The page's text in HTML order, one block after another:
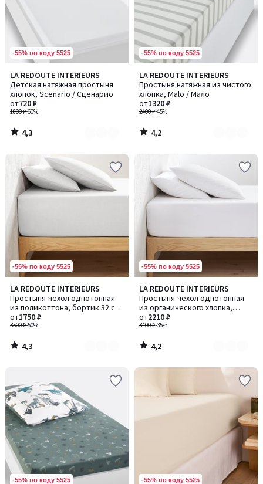
-55% по коду 5525
LA REDOUTE INTERIEURS
Детская натяжная простыня
хлопок, Scenario / Сценарио
1800 ₽-60%
от720 ₽
4,3
/ 5
Количество
цветов:
2
4,3
/
-55% по коду 5525
LA REDOUTE INTERIEURS
Простыня натяжная из чистого
хлопка, Malo / Мало
2400 ₽-45%
от1320 ₽
4,2
/ 5
Количество
цветов:
3
4,2
/
-55% по коду 5525
LA REDOUTE INTERIEURS
Простыня-чехол однотонная
из поликоттона, бортик 32 см,
Scenario / Сценарио
3500 ₽-50%
от1750 ₽
4,3
/ 5
Количество
цветов:
8
4,3
/
-55% по коду 5525
LA REDOUTE INTERIEURS
Простыня-чехол однотонная
из органического хлопка,
бортик 30 см, Scenario /
Сценарио
3400 ₽-35%
от2210 ₽
4,2
/ 5
Количество
цветов:
8
4,2
/
-55% по коду 5525 -55% по коду 5525